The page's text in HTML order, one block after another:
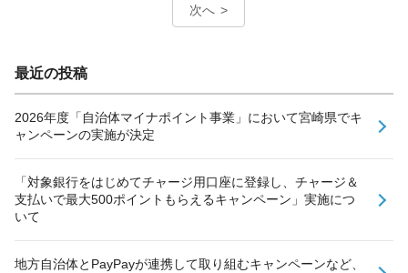
次へ
最近の投稿
2026年度「自治体マイナポイント事業」において宮崎県でキ
ャンペーンの実施が決定
「対象銀行をはじめてチャージ用口座に登録し、チャージ＆
支払いで最大500ポイントもらえるキャンペーン」実施につ
いて
地方自治体とPayPayが連携して取り組むキャンペーンなど、